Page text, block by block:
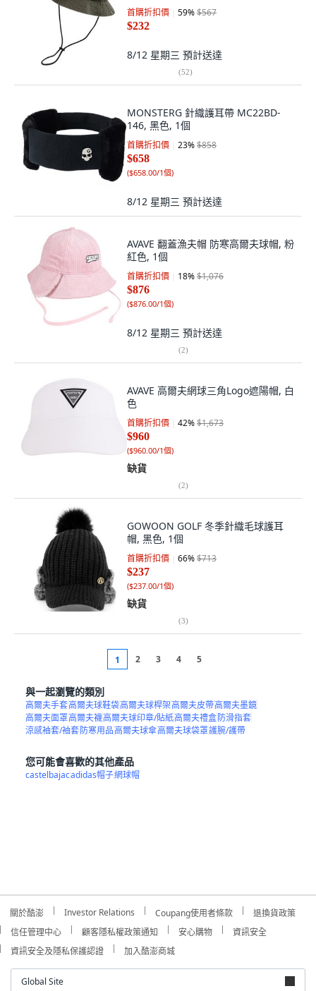
首購折扣價 59%$567
$232
8/12 星期三 預計送達
(52)
MONSTERG 針織護耳帶 MC22BD-
146, 黑色, 1個
首購折扣價 23%$858
$658
($658.00/1個)
8/12 星期三 預計送達
AVAVE 翻蓋漁夫帽 防寒高爾夫球帽, 粉
紅色, 1個
首購折扣價 18%$1,076
$876
($876.00/1個)
8/12 星期三 預計送達
(2)
AVAVE 高爾夫網球三角Logo遮陽帽, 白
色
首購折扣價 42%$1,673
$960
($960.00/1個)
缺貨
(2)
GOWOON GOLF 冬季針織毛球護耳
帽, 黑色, 1個
首購折扣價 66%$713
$237
($237.00/1個)
缺貨
(3)
1 2 3 4 5
與一起瀏覽的類別
高爾夫手套高爾夫球鞋袋高爾夫球桿架高爾夫皮帶高爾夫墨鏡
高爾夫面罩高爾夫襪高爾夫球印章/貼紙高爾夫禮盒防滑指套
涼感袖套/袖套防寒用品高爾夫球傘高爾夫球袋罩護腕/護帶
您可能會喜歡的其他產品
castelbajacadidas帽子網球帽
關於酷澎 Investor Relations Coupang使用者條款
退換貨政策
信任管理中心
顧客隱私權政策通知 安心購物
資訊安全
資訊安全及隱私保護認證
加入酷澎商城
Global Site